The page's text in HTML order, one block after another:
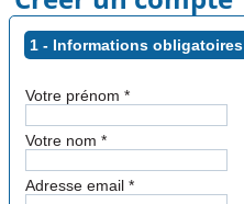
1 - Informations obligatoires
Votre prénom *
Votre nom *
Adresse email *